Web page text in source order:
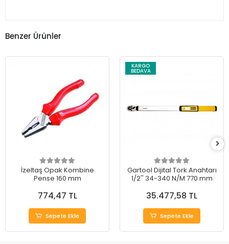
Benzer Ürünler
İzeltaş Opak Kombine
Pense 160 mm
774,47 TL
Sepete Ekle
KARGO
BEDAVA
Gartool Dijital Tork Anahtarı
1/2'' 34-340 N/M 770 mm
35.477,58 TL
Sepete Ekle